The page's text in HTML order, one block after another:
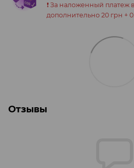
❗️ За наложенный платеж
дополнительно 20 грн +
Отзывы